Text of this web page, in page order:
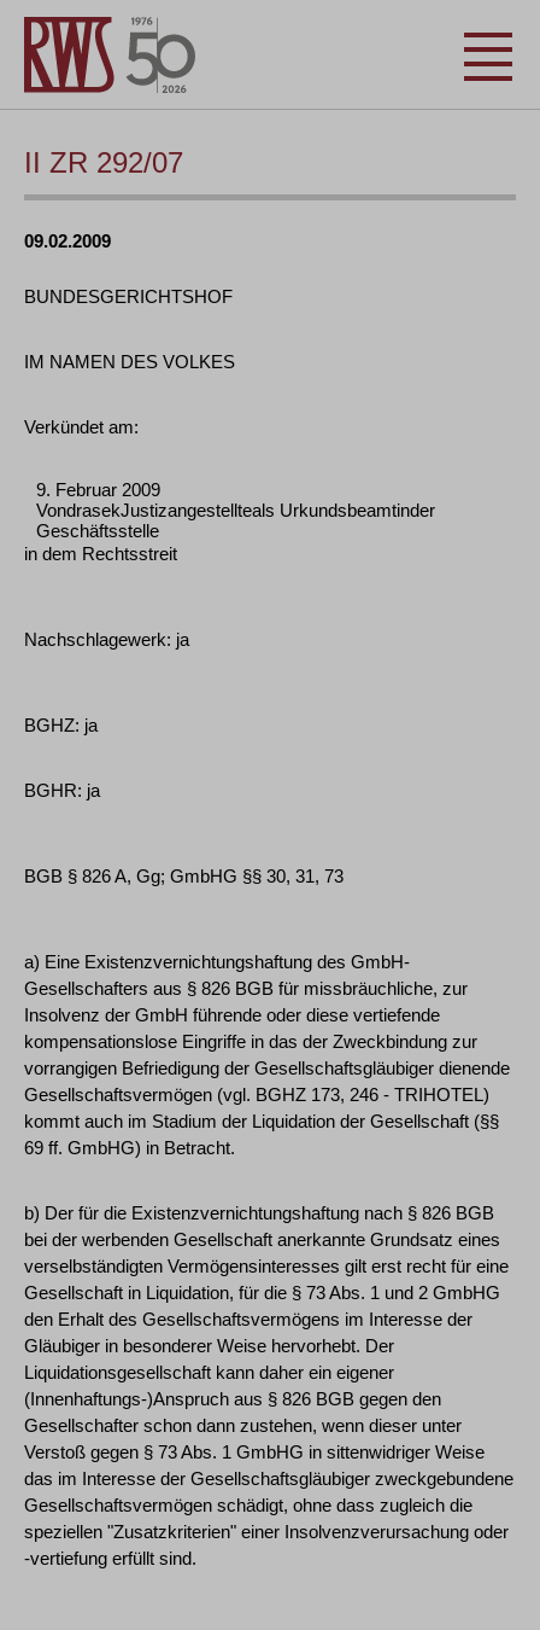
II ZR 292/07
09.02.2009
BUNDESGERICHTSHOF
IM NAMEN DES VOLKES
Verkündet am:
9. Februar 2009
VondrasekJustizangestellteals Urkundsbeamtinder
Geschäftsstelle
in dem Rechtsstreit
Nachschlagewerk: ja
BGHZ: ja
BGHR: ja
BGB § 826 A, Gg; GmbHG §§ 30, 31, 73
a) Eine Existenzvernichtungshaftung des GmbH-
Gesellschafters aus § 826 BGB für missbräuchliche, zur
Insolvenz der GmbH führende oder diese vertiefende
kompensationslose Eingriffe in das der Zweckbindung zur
vorrangigen Befriedigung der Gesellschaftsgläubiger dienende
Gesellschaftsvermögen (vgl. BGHZ 173, 246 - TRIHOTEL)
kommt auch im Stadium der Liquidation der Gesellschaft (§§
69 ff. GmbHG) in Betracht.
b) Der für die Existenzvernichtungshaftung nach § 826 BGB
bei der werbenden Gesellschaft anerkannte Grundsatz eines
verselbständigten Vermögensinteresses gilt erst recht für eine
Gesellschaft in Liquidation, für die § 73 Abs. 1 und 2 GmbHG
den Erhalt des Gesellschaftsvermögens im Interesse der
Gläubiger in besonderer Weise hervorhebt. Der
Liquidationsgesellschaft kann daher ein eigener
(Innenhaftungs-)Anspruch aus § 826 BGB gegen den
Gesellschafter schon dann zustehen, wenn dieser unter
Verstoß gegen § 73 Abs. 1 GmbHG in sittenwidriger Weise
das im Interesse der Gesellschaftsgläubiger zweckgebundene
Gesellschaftsvermögen schädigt, ohne dass zugleich die
speziellen "Zusatzkriterien" einer Insolvenzverursachung oder
-vertiefung erfüllt sind.